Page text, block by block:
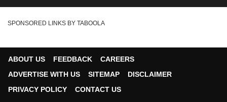
SPONSORED LINKS BY TABOOLA
ABOUT US FEEDBACK
CAREERS
ADVERTISE WITH US
SITEMAP
DISCLAIMER
PRIVACY POLICY
CONTACT US